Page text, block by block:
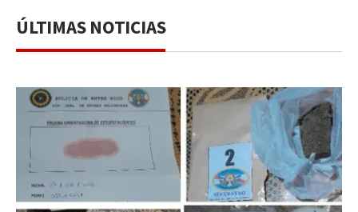
ÚLTIMAS NOTICIAS